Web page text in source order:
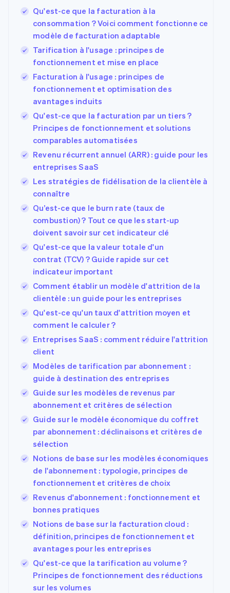
Qu'est-ce que la facturation à la
consommation ? Voici comment fonctionne ce
modèle de facturation adaptable
Tarification à l'usage : principes de
fonctionnement et mise en place
Facturation à l'usage : principes de
fonctionnement et optimisation des
avantages induits
Qu'est-ce que la facturation par un tiers ?
Principes de fonctionnement et solutions
comparables automatisées
Revenu récurrent annuel (ARR) : guide pour les
entreprises SaaS
Les stratégies de fidélisation de la clientèle à
connaître
Qu’est-ce que le burn rate (taux de
combustion) ? Tout ce que les start-up
doivent savoir sur cet indicateur clé
Qu'est-ce que la valeur totale d'un
contrat (TCV) ? Guide rapide sur cet
indicateur important
Comment établir un modèle d'attrition de la
clientèle : un guide pour les entreprises
Qu'est-ce qu'un taux d'attrition moyen et
comment le calculer ?
Entreprises SaaS : comment réduire l'attrition
client
Modèles de tarification par abonnement :
guide à destination des entreprises
Guide sur les modèles de revenus par
abonnement et critères de sélection
Guide sur le modèle économique du coffret
par abonnement : déclinaisons et critères de
sélection
Notions de base sur les modèles économiques
de l'abonnement : typologie, principes de
fonctionnement et critères de choix
Revenus d'abonnement : fonctionnement et
bonnes pratiques
Notions de base sur la facturation cloud :
définition, principes de fonctionnement et
avantages pour les entreprises
Qu'est-ce que la tarification au volume ?
Principes de fonctionnement des réductions
sur les volumes